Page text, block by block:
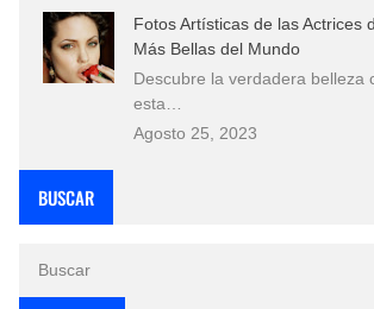
Fotos Artísticas de las Actrices
Más Bellas del Mundo
Descubre la verdadera belleza
esta…
Agosto 25, 2023
BUSCAR